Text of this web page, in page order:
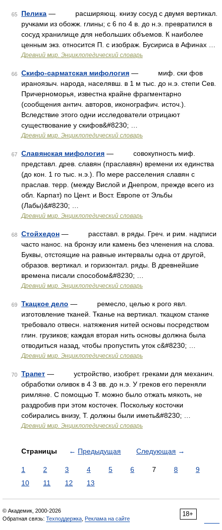
65 Пелика — расширяющ. книзу сосуд с двумя вертикал.
ручками из обожж. глины; с 6 по 4 в. до н.э. превратился в
сосуд хранилище для небольших объемов. К наиболее
ценным экз. относится П. с изображ. Бусириса в Афинах …
Древний мир. Энциклопедический словарь
66 Скифо-сарматская мифология — миф. ски фов
ираноязыч. народа, населявш. в 1 м тыс. до н.э. степи Сев.
Причерноморья, известна крайне фрагментарно
(сообщения антич. авторов, иконографич. источ.).
Вследствие этого одни исследователи отрицают
существование у скифов&#8230; …
Древний мир. Энциклопедический словарь
67 Славянская мифология — совокупность миф.
представл. древ. славян (праславян) времени их единства
(до кон. 1 го тыс. н.э.). По мере расселения славян с
праслав. терр. (между Вислой и Днепром, прежде всего из
обл. Карпат) по Цент. и Вост. Европе от Эльбы
(Лабы)&#8230; …
Древний мир. Энциклопедический словарь
68 Стойхедон — расставл. в ряды. Греч. и рим. надписи
часто нанос. на бронзу или камень без членения на слова.
Буквы, отстоящие на равные интервалы одна от другой,
образов. вертикал. и горизонтал. ряды. В древнейшие
времена писали способом&#8230; …
Древний мир. Энциклопедический словарь
69 Ткацкое дело — ремесло, целью к рого явл.
изготовление тканей. Тканье на вертикал. ткацком станке
требовало отвесн. натяжения нитей основы посредством
глин. грузиков; каждая вторая нить основы должна была
отводиться назад, чтобы пропустить уток с&#8230; …
Древний мир. Энциклопедический словарь
70 Трапет — устройство, изобрет. греками для механич.
обработки оливок в 4 3 вв. до н.э. У греков его переняли
римляне. С помощью Т. можно было отжать мякоть, не
раздробив при этом косточек. Поскольку косточки
собирались внизу, Т. должны были иметь&#8230; …
Древний мир. Энциклопедический словарь
Страницы ← Предыдущая Следующая →
1 2 3 4 5 6 7 8
9
10
11 12 13
18+
© Академик, 2000-2026
Обратная связь: Техподдержка Реклама на сайте